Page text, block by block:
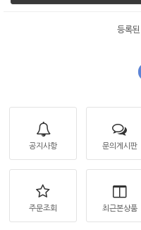
등록
공지사항 문의게시판
주문조회 최근본상품